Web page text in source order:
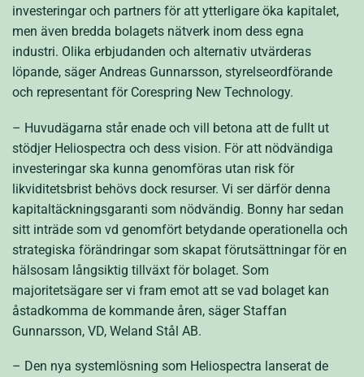
investeringar och partners för att ytterligare öka kapitalet,
men även bredda bolagets nätverk inom dess egna
industri. Olika erbjudanden och alternativ utvärderas
löpande, säger Andreas Gunnarsson, styrelseordförande
och representant för Corespring New Technology.
– Huvudägarna står enade och vill betona att de fullt ut
stödjer Heliospectra och dess vision. För att nödvändiga
investeringar ska kunna genomföras utan risk för
likviditetsbrist behövs dock resurser. Vi ser därför denna
kapitaltäckningsgaranti som nödvändig. Bonny har sedan
sitt inträde som vd genomfört betydande operationella och
strategiska förändringar som skapat förutsättningar för en
hälsosam långsiktig tillväxt för bolaget. Som
majoritetsägare ser vi fram emot att se vad bolaget kan
åstadkomma de kommande åren, säger Staffan
Gunnarsson, VD, Weland Stål AB.
– Den nya systemlösning som Heliospectra lanserat de